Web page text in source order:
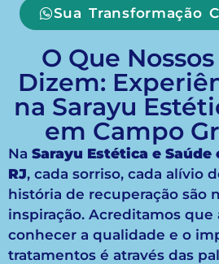
Sua Transformação
O Que
Dizem:
na Sarayu
em Campo
Na Sarayu Estética e Saúde
RJ, cada sorriso, cada alívio
história de recuperação são
inspiração. Acreditamos
conhecer a qualidade e o
tratamentos é através das